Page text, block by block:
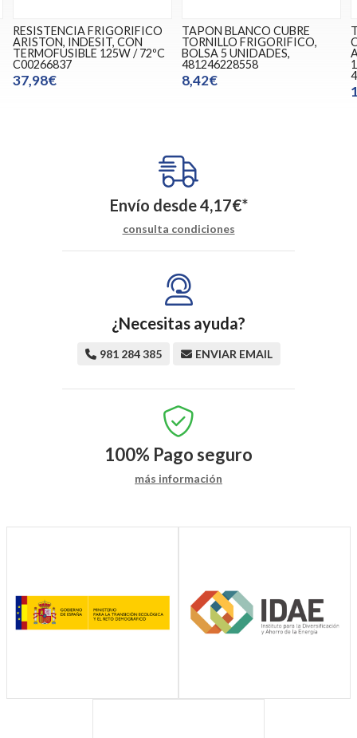
RESISTENCIA FRIGORIFICO
ARISTON, INDESIT, CON
TERMOFUSIBLE 125W / 72ºC
C00266837
37,98€
TAPON BLANCO CUBRE
TORNILLO FRIGORIFICO,
BOLSA 5 UNIDADES,
481246228558
8,42€
Envío desde4,17€*
consulta condiciones
¿Necesitas ayuda?
981 284 385 ENVIAR EMAIL
100% Pago seguro
más información